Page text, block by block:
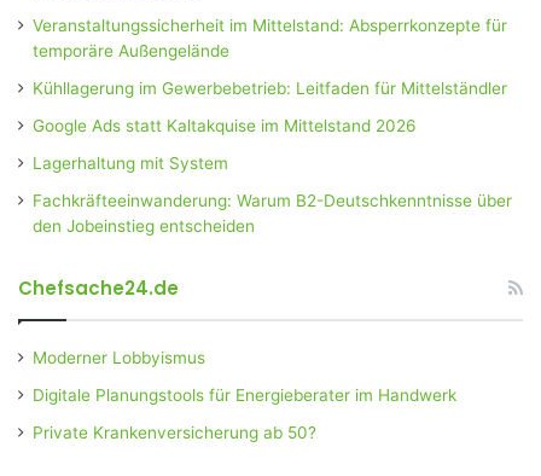
Veranstaltungssicherheit im Mittelstand: Absperrkonzepte für
temporäre Außengelände
Kühllagerung im Gewerbebetrieb: Leitfaden für Mittelständler
Google Ads statt Kaltakquise im Mittelstand 2026
Lagerhaltung mit System
Fachkräfteeinwanderung: Warum B2-Deutschkenntnisse über
den Jobeinstieg entscheiden
Chefsache24.de
Moderner Lobbyismus
Digitale Planungstools für Energieberater im Handwerk
Private Krankenversicherung ab 50?